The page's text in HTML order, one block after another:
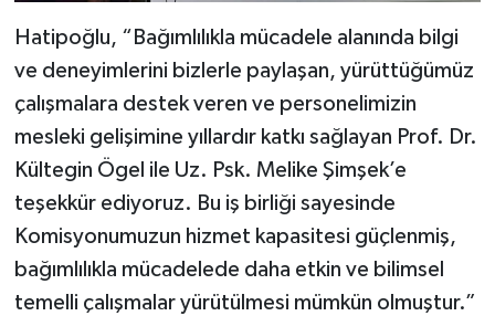
Hatipoğlu, “Bağımlılıkla mücadele alanında bilgi
ve deneyimlerini bizlerle paylaşan, yürüttüğümüz
çalışmalara destek veren ve personelimizin
mesleki gelişimine yıllardır katkı sağlayan Prof. Dr.
Kültegin Ögel ile Uz. Psk. Melike Şimşek’e
teşekkür ediyoruz. Bu iş birliği sayesinde
Komisyonumuzun hizmet kapasitesi güçlenmiş,
bağımlılıkla mücadelede daha etkin ve bilimsel
temelli çalışmalar yürütülmesi mümkün olmuştur.”